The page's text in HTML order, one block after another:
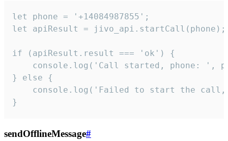
let phone = '+14084987855';
let apiResult = jivo_api.startCall(phone);
if (apiResult.result === 'ok') {
console.log('Call started, phone: ',
} else {
console.log('Failed to start the
}
sendOfflineMessage#